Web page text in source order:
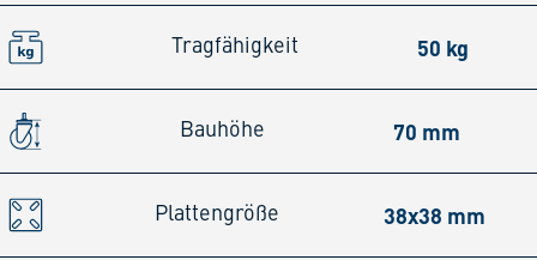
Tragfähigkeit 50 kg
Bauhöhe 70 mm
Plattengröße 38x38 mm